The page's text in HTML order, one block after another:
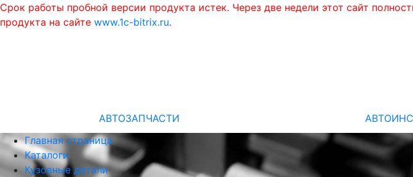
Срок работы пробной версии продукта истек. Через две недели этот сайт
продукта на сайте www.1c-bitrix.ru.
АВТОЗАПЧАСТИ
Главная страница
Каталоги
Кузовные детали